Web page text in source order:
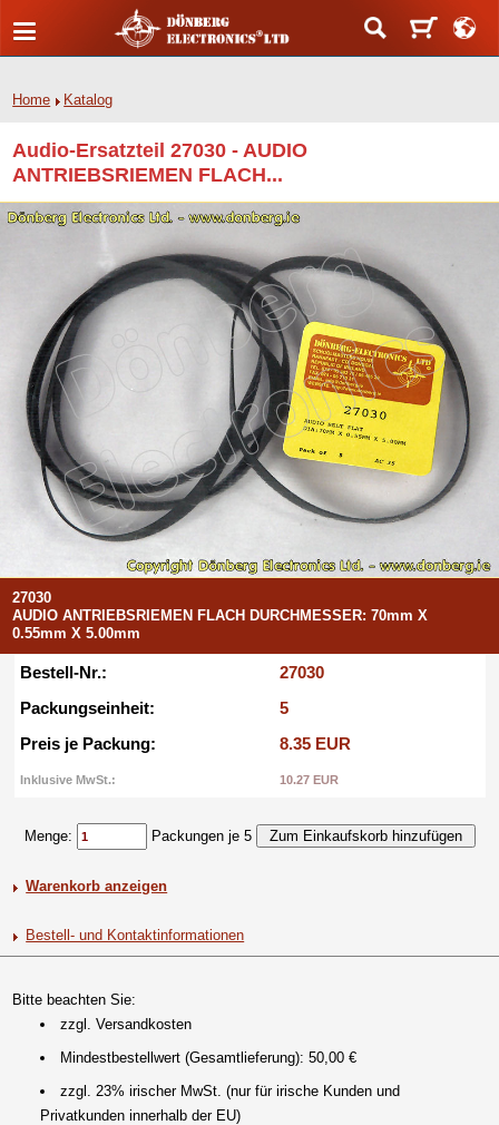
Home Katalog
Audio-Ersatzteil 27030 - AUDIO
ANTRIEBSRIEMEN FLACH...
27030
AUDIO ANTRIEBSRIEMEN FLACH DURCHMESSER: 70mm X
0.55mm X 5.00mm
Bestell-Nr.:
27030
Packungseinheit:
5
Preis je Packung:
8.35 EUR
Inklusive MwSt.: 10.27 EUR
Menge: Packungen je 5
Warenkorb anzeigen
Bestell- und Kontaktinformationen
Bitte beachten Sie:
zzgl. Versandkosten
Mindestbestellwert (Gesamtlieferung): 50,00 €
zzgl. 23% irischer MwSt. (nur für irische Kunden und
Privatkunden innerhalb der EU)